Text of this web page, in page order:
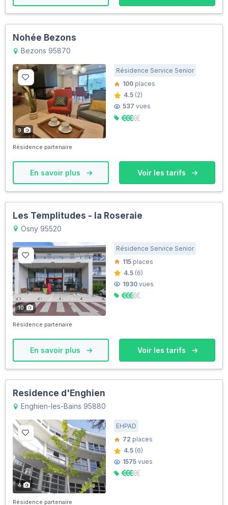
Nohée Bezons
Bezons 95870
9
Résidence Service Senior
100 places
4.5 (2)
537 vues
Résidence partenaire
En savoir plus Voir les tarifs
Les Templitudes - la Roseraie
Osny 95520
10
Résidence Service Senior
115 places
4.5 (6)
1930 vues
Résidence partenaire
En savoir plus Voir les tarifs
Residence d'Enghien
Enghien-les-Bains 95880
4
EHPAD
72 places
4.5 (6)
1575 vues
Résidence partenaire